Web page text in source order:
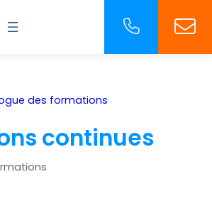
des formations
continues